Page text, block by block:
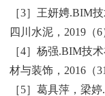
［3］王妍娉.BIM
四川水泥，2019（6
［4］杨强.BIM技
材与装饰，2016（
［5］葛具萍，梁